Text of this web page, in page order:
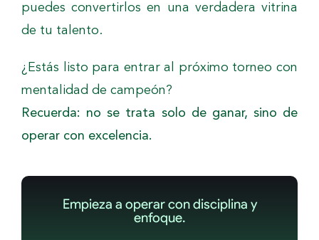
puedes convertirlos en una verdadera vitrina
de tu talento.
¿Estás listo para entrar al próximo torneo con
mentalidad de campeón?
Recuerda: no se trata solo de ganar, sino de
operar con excelencia.
Empieza a operar con disciplina y
enfoque.